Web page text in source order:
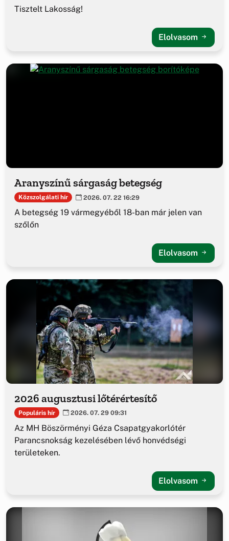
Tisztelt Lakosság!
Elolvasom
Aranyszínű sárgaság betegség
Közszolgálati hír 2026. 07. 22 16:29
A betegség 19 vármegyéből 18-ban már jelen van
szőlőn
Elolvasom
2026 augusztusi lőtérértesítő
Populáris hír 2026. 07. 29 09:31
Az MH Böszörményi Géza Csapatgyakorlótér
Parancsnokság kezelésében lévő honvédségi
területeken.
Elolvasom